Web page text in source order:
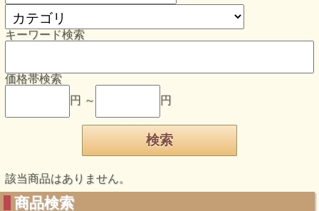
キーワード検索
価格帯検索
円 ～
円
該当商品はありません。
商品検索